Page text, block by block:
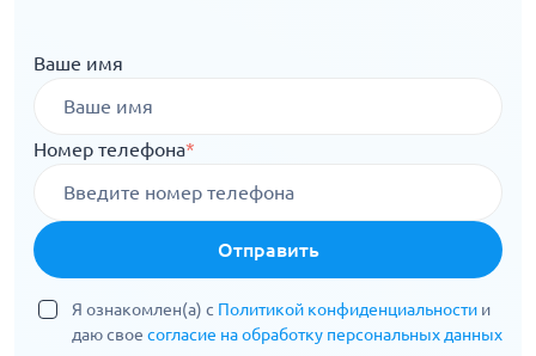
Ваше имя
Номер телефона*
Отправить
Я ознакомлен(а) с Политикой конфиденциальности и
даю свое согласие на обработку персональных данных